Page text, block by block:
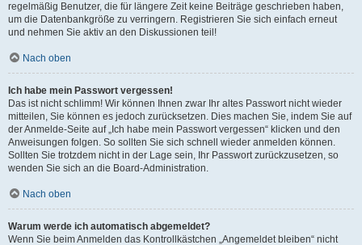
regelmäßig Benutzer, die für längere Zeit keine Beiträge geschrieben haben,
um die Datenbankgröße zu verringern. Registrieren Sie sich einfach erneut
und nehmen Sie aktiv an den Diskussionen teil!
Nach oben
Ich habe mein Passwort vergessen!
Das ist nicht schlimm! Wir können Ihnen zwar Ihr altes Passwort nicht wieder
mitteilen, Sie können es jedoch zurücksetzen. Dies machen Sie, indem Sie auf
der Anmelde-Seite auf „Ich habe mein Passwort vergessen“ klicken und den
Anweisungen folgen. So sollten Sie sich schnell wieder anmelden können.
Sollten Sie trotzdem nicht in der Lage sein, Ihr Passwort zurückzusetzen, so
wenden Sie sich an die Board-Administration.
Nach oben
Warum werde ich automatisch abgemeldet?
Wenn Sie beim Anmelden das Kontrollkästchen „Angemeldet bleiben“ nicht